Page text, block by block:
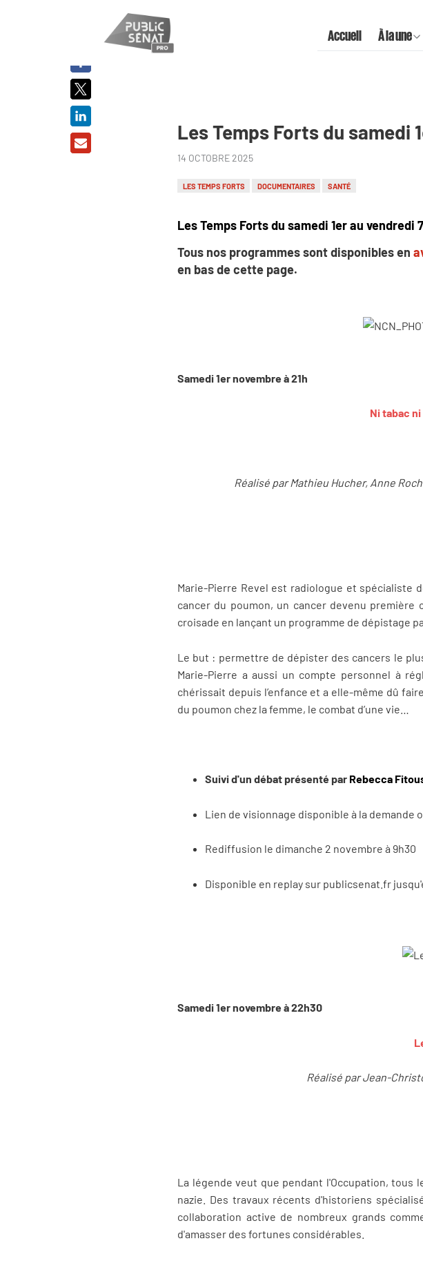
Accueil À la une
Les Temps Forts du samedi
14 OCTOBRE 2025
LES TEMPS FORTS DOCUMENTAIRES SANTÉ
Les Temps Forts du samedi 1er au vendredi
Tous nos programmes sont disponibles en
en bas de cette page.
Samedi 1er novembre à 21h
Ni tabac
Réalisé par Mathieu Hucher, Anne
Marie-Pierre Revel est radiologue et spécialiste
cancer du poumon, un cancer devenu
croisade en lançant un programme de dépistage
Le but : permettre de dépister des cancers le
Marie-Pierre a aussi un compte personnel à
chérissait depuis l’enfance et a elle-même dû
du poumon chez la femme, le combat d’une vie…
Suivi d'un débat présenté par Rebecca
Lien de visionnage disponible à la demande
Rediffusion le dimanche 2 novembre à 9h30
Disponible en replay sur publicsenat.fr
Samedi 1er novembre à 22h30
Réalisé par Jean-
La légende veut que pendant l'Occupation,
nazie. Des travaux récents d'historiens
collaboration active de nombreux grands
d'amasser des fortunes considérables.